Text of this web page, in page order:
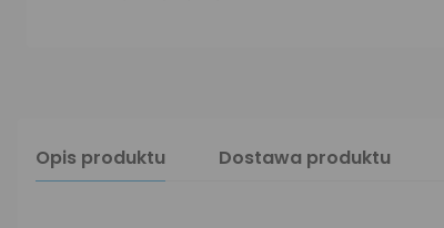
Opis produktu Dostawa produktu